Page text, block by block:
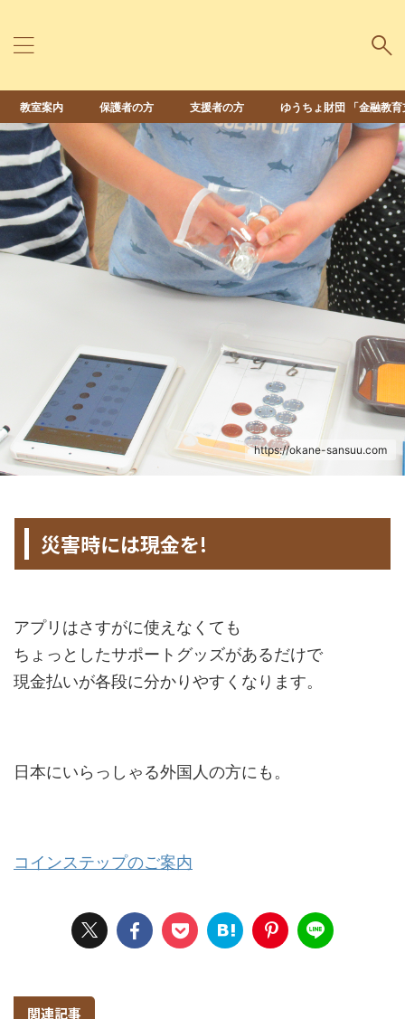
教室案内 保護者の方 支援者の方 ゆうちょ財団 「金融教
https://okane-sansuu.com
災害時には現金を!
アプリはさすがに使えなくても
ちょっとしたサポートグッズがあるだけで
現金払いが各段に分かりやすくなります。
日本にいらっしゃる外国人の方にも。
コインステップのご案内
関連記事